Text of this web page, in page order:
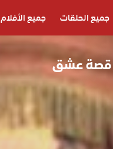
جميع الحلقات جميع الأفلام
41 مدبلجة قصة عشق